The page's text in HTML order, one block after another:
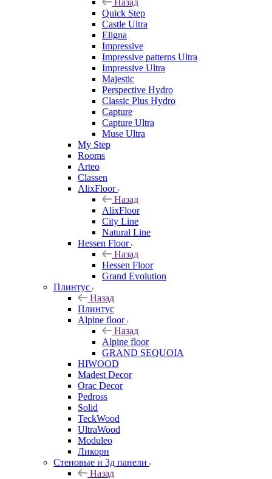
Назад
Quick Step
Castle Ultra
Eligna
Impressive
Impressive patterns Ultra
Impressive Ultra
Majestic
Perspective Hydro
Classic Plus Hydro
Capture
Capture Ultra
Muse Ultra
My Step
Rooms
Arteo
Classen
AlixFloor
Назад
AlixFloor
City Line
Natural Line
Hessen Floor
Назад
Hessen Floor
Grand Evolution
Плинтус
Назад
Плинтус
Alpine floor
Назад
Alpine floor
GRAND SEQUOIA
HIWOOD
Madest Decor
Orac Decor
Pedross
Solid
TeckWood
UltraWood
Moduleo
Ликорн
Стеновые и 3д панели
Назад